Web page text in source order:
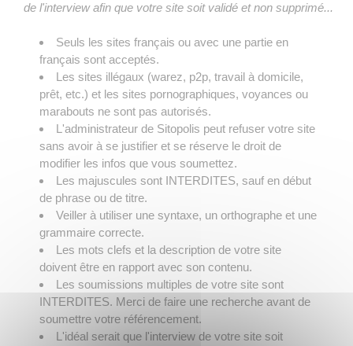
de l'interview afin que votre site soit validé et non supprimé...
Seuls les sites français ou avec une partie en
français sont acceptés.
Les sites illégaux (warez, p2p, travail à domicile,
prêt, etc.) et les sites pornographiques, voyances ou
marabouts ne sont pas autorisés.
L'administrateur de Sitopolis peut refuser votre site
sans avoir à se justifier et se réserve le droit de
modifier les infos que vous soumettez.
Les majuscules sont INTERDITES, sauf en début
de phrase ou de titre.
Veiller à utiliser une syntaxe, un orthographe et une
grammaire correcte.
Les mots clefs et la description de votre site
doivent être en rapport avec son contenu.
Les soumissions multiples de votre site sont
INTERDITES. Merci de faire une recherche avant de
soumettre votre référencement.
L'idéal serait que l'interview de votre site soit